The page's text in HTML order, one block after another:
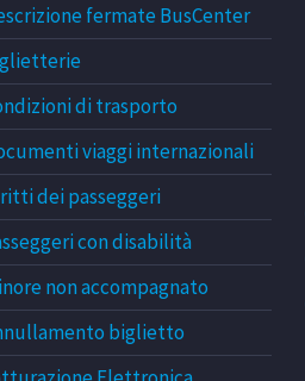
fermate BusCenter
di trasporto
viaggi internazionali
dei passeggeri
con disabilità
non accompagnato
biglietto